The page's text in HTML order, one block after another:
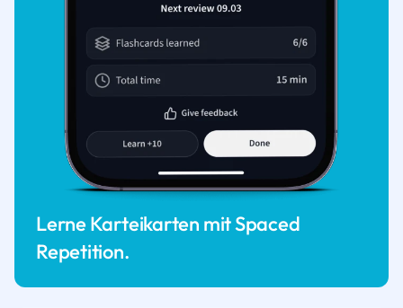
Lerne Karteikarten mit Spaced
Repetition.